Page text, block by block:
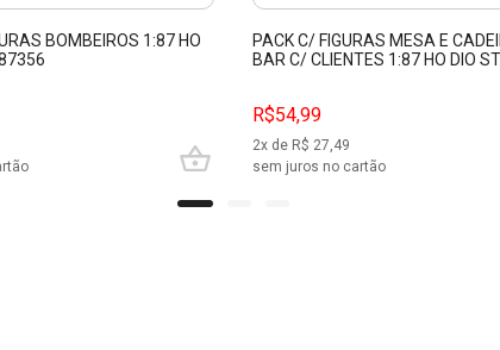
BOMBEIROS 1:87 HO
PACK C/ FIGURAS MESA E
BAR C/ CLIENTES 1:87 HO DIO
R$54,99
2x de R$ 27,49
sem juros no cartão